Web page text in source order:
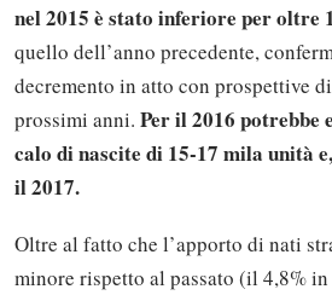
nel 2015 è stato inferiore per oltre
quello dell’anno precedente,
decremento in atto con prospettive
prossimi anni. Per il 2016 potrebbe
calo di nascite di 15-17 mila unità
il 2017.
Oltre al fatto che l’apporto di nati
minore rispetto al passato (il 4,8%